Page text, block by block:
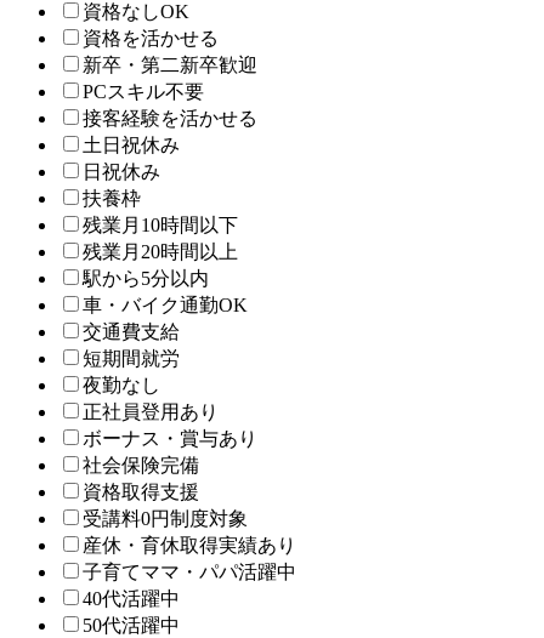
資格なしOK
資格を活かせる
新卒・第二新卒歓迎
PCスキル不要
接客経験を活かせる
土日祝休み
日祝休み
扶養枠
残業月10時間以下
残業月20時間以上
駅から5分以内
車・バイク通勤OK
交通費支給
短期間就労
夜勤なし
正社員登用あり
ボーナス・賞与あり
社会保険完備
資格取得支援
受講料0円制度対象
産休・育休取得実績あり
子育てママ・パパ活躍中
40代活躍中
50代活躍中